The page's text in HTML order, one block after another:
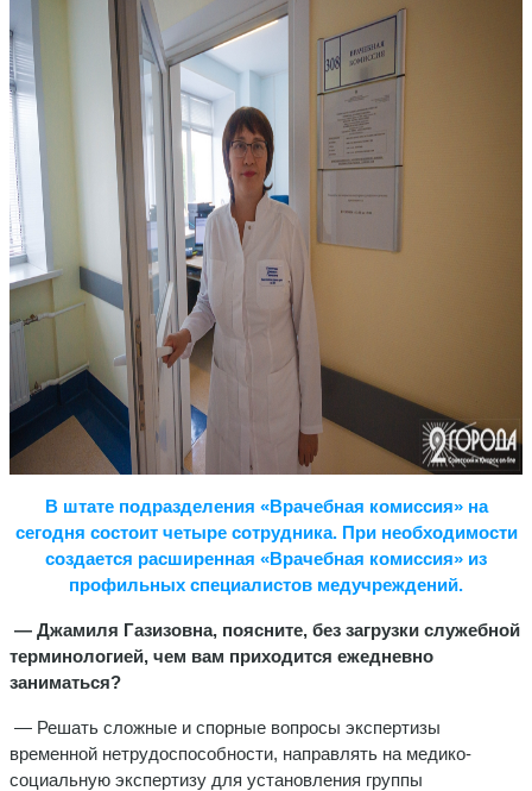
В штате подразделения «Врачебная комиссия» на
сегодня состоит четыре сотрудника. При необходимости
создается расширенная «Врачебная комиссия» из
профильных специалистов медучреждений.
— Джамиля Газизовна, поясните, без загрузки служебной
терминологией, чем вам приходится ежедневно
заниматься?
— Решать сложные и спорные вопросы экспертизы
временной нетрудоспособности, направлять на медико-
социальную экспертизу для установления группы